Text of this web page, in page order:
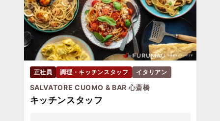
正社員 調理・キッチンスタッフ イタリアン
SALVATORE CUOMO & BAR 心斎橋
キッチンスタッフ